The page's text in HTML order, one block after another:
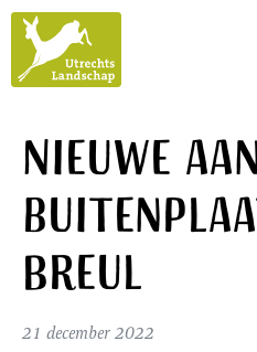
Nieuwe
Breul
21 december 2022